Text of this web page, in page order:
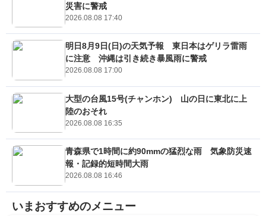
災害に警戒
2026.08.08 17:40
明日8月9日(日)の天気予報 東日本はゲリラ雷雨
に注意 沖縄は引き続き暴風雨に警戒
2026.08.08 17:00
大型の台風15号(チャンホン) 山の日に東北に上
陸のおそれ
2026.08.08 16:35
青森県で1時間に約90mmの猛烈な雨 気象防災速
報・記録的短時間大雨
2026.08.08 16:46
いまおすすめのメニュー